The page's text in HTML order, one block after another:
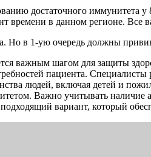
достаточного иммунитета
в данном регионе. Все
Но в 1-ую очередь должны
важным шагом для защиты
пациента.
людей, включая детей и
Важно учитывать
вариант, который